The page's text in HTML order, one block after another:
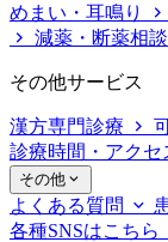
めまい・耳鳴り
減薬・断薬相談
その他サービス
漢方専門診療
診療時間・アクセ
その他
よくある質問
各種SNSはこちら